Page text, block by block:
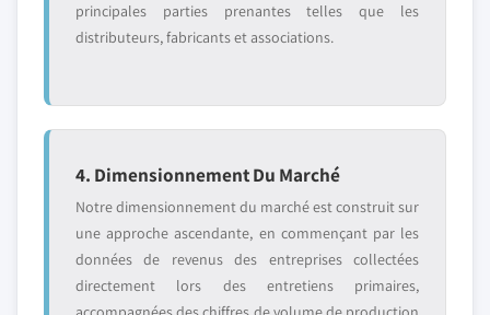
principales parties prenantes telles que les
distributeurs, fabricants et associations.
4. Dimensionnement Du Marché
Notre dimensionnement du marché est construit sur
une approche ascendante, en commençant par les
données de revenus des entreprises collectées
directement lors des entretiens primaires,